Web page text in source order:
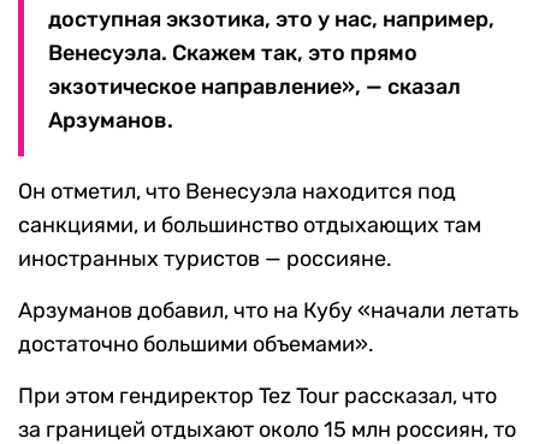
доступная экзотика, это у нас, например,
Венесуэла. Скажем так, это прямо
экзотическое направление», — сказал
Арзуманов.
Он отметил, что Венесуэла находится под
санкциями, и большинство отдыхающих там
иностранных туристов — россияне.
Арзуманов добавил, что на Кубу «начали летать
достаточно большими объемами».
При этом гендиректор Tez Tour рассказал, что
за границей отдыхают около 15 млн россиян, то